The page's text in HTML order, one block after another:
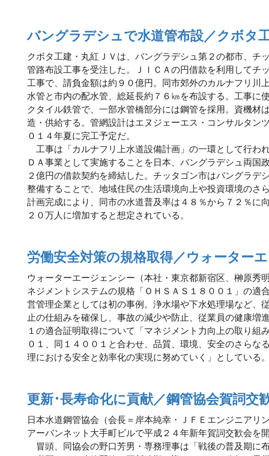
バングラデシュで水道管布設／クボタ
クボタ工建・丸紅ＪＶは、バングラデシュ第２の都市、チ
管路布設工事を受注した。ＪＩＣＡの円借款を利用してチ
工事で、請負金額は約９０億円。同市郊外のカルナフリ川
水管と市内の配水管、総延長約７６㎞を布設する。工事に
クタイル鉄管で、一部水管橋部分には鋼管を採用。資機材
造・供給する。管網設計はエヌジェーエス・コンサルタン
０１４年夏に完工予定だ。
工事は「カルナフリ上水道設備計画」の一環として行わ
ＤＡ事業として実施することを日本、バングラデシュ両国
２億円の借款契約を締結した。チッタゴン市はバングラデ
整備することで、地域住民の生活環境向上や投資環境のさ
計画完成により、同市の水道普及率は４８％から７２％に
２０万人に増加すると想定されている。
労働安全対策の規格取得／ウォーター
ウォーターエージェンシー（本社・東京都新宿区、榊原秀
ネジメントシステムの規格「ＯＨＳＡＳ１８００１」の適
営管理企業としては初の事例。浄水場や下水処理場など、
止の仕組みを確保し、事故の減少や防止、従業員の健康増
１の適合証明取得について「マネジメント力向上の取り組
０１、同１４００１と合わせ、品質、環境、安全のさらな
理における安全と効率化の実現に努めていく」としている
更新･長寿命化に貢献／鋼管協会賀詞交
日本水道鋼管協会（会長＝岸本純幸・ＪＦＥエンジニアリ
アーバンネット大手町ビルで平成２４年新年賀詞交歓会を
冒頭、同協会の野口芳男・専務理事は「戦後の普及期に